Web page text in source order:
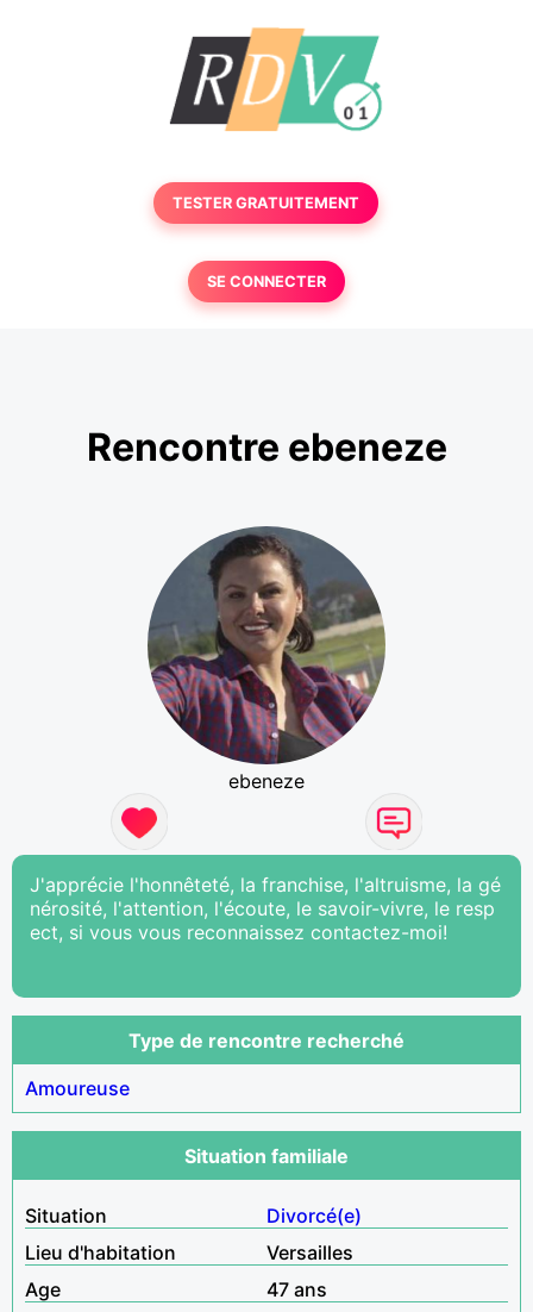
TESTER GRATUITEMENT
SE CONNECTER
Rencontre ebeneze
ebeneze
J'apprécie l'honnêteté, la franchise, l'altruisme, la gé
nérosité, l'attention, l'écoute, le savoir-vivre, le resp
ect, si vous vous reconnaissez contactez-moi!
Type de rencontre recherché
Amoureuse
Situation familiale
Situation
Divorcé(e)
Lieu d'habitation
Versailles
Age
47 ans